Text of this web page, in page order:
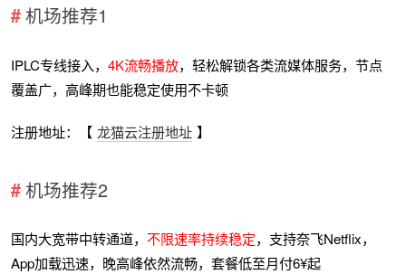
机场推荐1
IPLC专线接入，4K流畅播放，轻松解锁各类流媒体服务，节点
覆盖广，高峰期也能稳定使用不卡顿
注册地址：【 龙猫云注册地址 】
机场推荐2
国内大宽带中转通道，不限速率持续稳定，支持奈飞Netflix，
App加载迅速，晚高峰依然流畅，套餐低至月付6¥起